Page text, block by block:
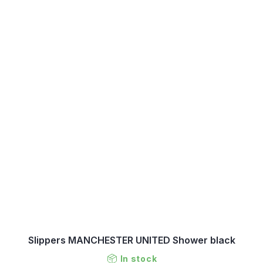
Slippers MANCHESTER UNITED Shower black
In stock